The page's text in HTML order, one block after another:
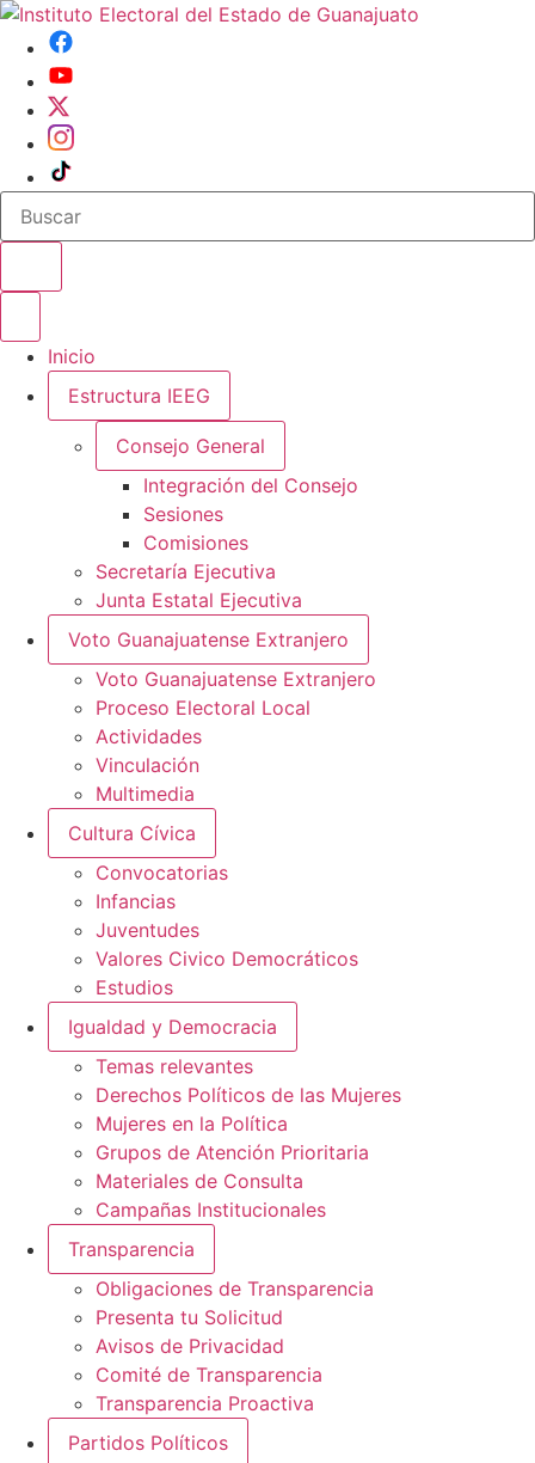
Buscar en el sitio
Inicio
Estructura IEEG
Consejo General
Integración del Consejo
Sesiones
Comisiones
Secretaría Ejecutiva
Junta Estatal Ejecutiva
Voto Guanajuatense Extranjero
Voto Guanajuatense Extranjero
Proceso Electoral Local
Actividades
Vinculación
Multimedia
Cultura Cívica
Convocatorias
Infancias
Juventudes
Valores Civico Democráticos
Estudios
Igualdad y Democracia
Temas relevantes
Derechos Políticos de las Mujeres
Mujeres en la Política
Grupos de Atención Prioritaria
Materiales de Consulta
Campañas Institucionales
Transparencia
Obligaciones de Transparencia
Presenta tu Solicitud
Avisos de Privacidad
Comité de Transparencia
Transparencia Proactiva
Partidos Políticos